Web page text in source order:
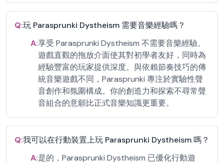
Q:玩 Parasprunki Dystheism 需要音樂經驗嗎？
A:享受 Parasprunki Dystheism 不需要音樂經驗。
遊戲直觀的拖放介面使其對初學者友好，同時為
經驗豐富的玩家提供深度。與依賴節奏技巧的傳
統音樂遊戲不同，Parasprunki 專注於實驗性聲
音創作和氛圍構成。你的創造力和探索不尋常聲
音組合的意願比正式音樂知識更重要。
Q:我可以在行動裝置上玩 Parasprunki Dystheism 嗎？
A:是的，Parasprunki Dystheism 已優化行動遊